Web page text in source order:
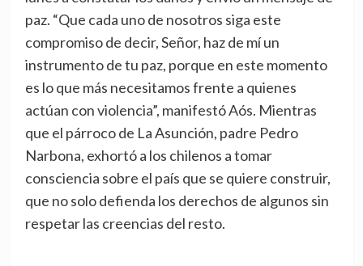
paz. “Que cada uno de nosotros siga este
compromiso de decir, Señor, haz de mí un
instrumento de tu paz, porque en este momento
es lo que más necesitamos frente a quienes
actúan con violencia”, manifestó Aós. Mientras
que el párroco de La Asunción, padre Pedro
Narbona, exhortó a los chilenos a tomar
consciencia sobre el país que se quiere construir,
que no solo defienda los derechos de algunos sin
respetar las creencias del resto.